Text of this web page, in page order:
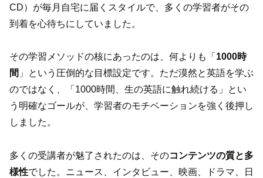
CD）が毎月自宅に届くスタイルで、多くの学習者がその
到着を心待ちにしていました。
その学習メソッドの核にあったのは、何よりも「 1000時
間 」という圧倒的な目標設定です。ただ漠然と英語を学ぶ
のではなく、「1000時間、生の英語に触れ続ける」とい
う明確なゴールが、学習者のモチベーションを強く後押し
しました。
多くの受講者が魅了されたのは、そのコンテンツの質と多
様性でした。ニュース、インタビュー、映画、ドラマ、日